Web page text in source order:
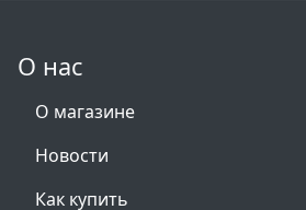
О нас
О магазине
Новости
Как купить